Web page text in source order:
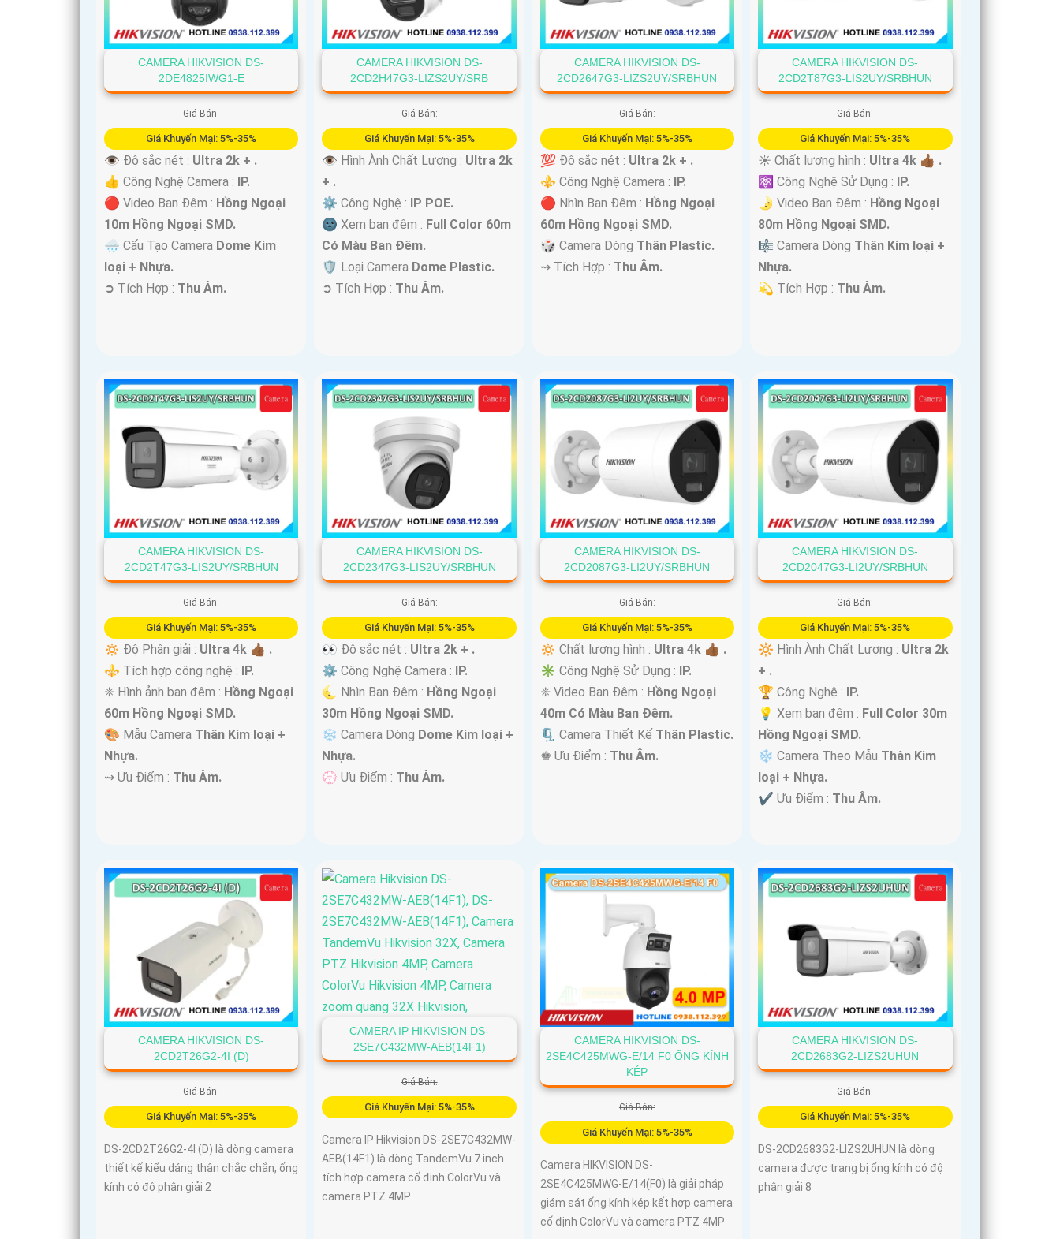
CAMERA HIKVISION DS-
2DE4825IWG1-E
Giá Bán:
Giá Khuyến Mại: 5%-35%
👁 Độ sắc nét : Ultra 2k + .
👍 Công Nghệ Camera : IP.
🔴 Video Ban Đêm : Hồng Ngoại
10m Hồng Ngoại SMD.
🌧️ Cấu Tạo Camera Dome Kim
loại + Nhựa.
️➲ Tích Hợp : Thu Âm.
CAMERA HIKVISION DS-
2CD2H47G3-LIZS2UY/SRB
Giá Bán:
Giá Khuyến Mại: 5%-35%
👁 Hình Ành Chất Lượng : Ultra 2k
+ .
⚙ Công Nghệ : IP POE.
🌚 Xem ban đêm : Full Color 60m
Có Màu Ban Ðêm.
🛡 Loại Camera Dome Plastic.
️➲ Tích Hợp : Thu Âm.
CAMERA HIKVISION DS-
2CD2647G3-LIZS2UY/SRBHUN
Giá Bán:
Giá Khuyến Mại: 5%-35%
💯 Độ sắc nét : Ultra 2k + .
⚜️ Công Nghệ Camera : IP.
🔴 Nhìn Ban Đêm : Hồng Ngoại
60m Hồng Ngoại SMD.
🎲 Camera Dòng Thân Plastic.
️⇝ Tích Hợp : Thu Âm.
CAMERA HIKVISION DS-
2CD2T87G3-LIS2UY/SRBHUN
Giá Bán:
Giá Khuyến Mại: 5%-35%
☀️ Chất lượng hình : Ultra 4k 👍🏾 .
⚛️ Công Nghệ Sử Dụng : IP.
🌛 Video Ban Đêm : Hồng Ngoại
80m Hồng Ngoại SMD.
🎼️ Camera Dòng Thân Kim loại +
Nhựa.
️💫 Tích Hợp : Thu Âm.
CAMERA HIKVISION DS-
2CD2T47G3-LIS2UY/SRBHUN
Giá Bán:
Giá Khuyến Mại: 5%-35%
🔅 Độ Phân giải : Ultra 4k 👍🏾 .
⚜️ Tích hợp công nghệ : IP.
❈ Hình ảnh ban đêm : Hồng Ngoại
60m Hồng Ngoại SMD.
🎨 Mẫu Camera Thân Kim loại +
Nhựa.
️⇝ Ưu Điểm : Thu Âm.
CAMERA HIKVISION DS-
2CD2347G3-LIS2UY/SRBHUN
Giá Bán:
Giá Khuyến Mại: 5%-35%
️
👀 Độ sắc nét : Ultra 2k + .
⚙ Công Nghệ Camera : IP.
🌜 Nhìn Ban Đêm : Hồng Ngoại
30m Hồng Ngoại SMD.
❄ Camera Dòng Dome Kim loại +
Nhựa.
️💮 Ưu Điểm : Thu Âm.
CAMERA HIKVISION DS-
2CD2087G3-LI2UY/SRBHUN
Giá Bán:
Giá Khuyến Mại: 5%-35%
🔅 Chất lượng hình : Ultra 4k 👍🏾 .
✳️ Công Nghệ Sử Dụng : IP.
❈ Video Ban Đêm : Hồng Ngoại
40m Có Màu Ban Ðêm.
🗜️ Camera Thiết Kế Thân Plastic.
️♚ Ưu Điểm : Thu Âm.
CAMERA HIKVISION DS-
2CD2047G3-LI2UY/SRBHUN
Giá Bán:
Giá Khuyến Mại: 5%-35%
🔆 Hình Ành Chất Lượng : Ultra 2k
+ .
🏆 Công Nghệ : IP.
💡 Xem ban đêm : Full Color 30m
Hồng Ngoại SMD.
❄ Camera Theo Mẫu Thân Kim
loại + Nhựa.
️✔️ Ưu Điểm : Thu Âm.
CAMERA HIKVISION DS-
2CD2T26G2-4I (D)
Giá Bán:
Giá Khuyến Mại: 5%-35%
DS-2CD2T26G2-4I (D) là dòng camera
thiết kế kiểu dáng thân chắc chắn, ống
kính có độ phân giải 2
CAMERA IP HIKVISION DS-
2SE7C432MW-AEB(14F1)
Giá Bán:
Giá Khuyến Mại: 5%-35%
Camera IP Hikvision DS-2SE7C432MW-
AEB(14F1) là dòng TandemVu 7 inch
tích hợp camera cố định ColorVu và
camera PTZ 4MP
CAMERA HIKVISION DS-
2SE4C425MWG-E/14 F0 ỐNG KÍNH
KÉP
Giá Bán:
Giá Khuyến Mại: 5%-35%
Camera HIKVISION DS-
2SE4C425MWG-E/14(F0) là giải pháp
giám sát ống kính kép kết hợp camera
cố định ColorVu và camera PTZ 4MP
CAMERA HIKVISION DS-
2CD2683G2-LIZS2UHUN
Giá Bán:
Giá Khuyến Mại: 5%-35%
DS-2CD2683G2-LIZS2UHUN là dòng
camera được trang bị ống kính có độ
phân giải 8